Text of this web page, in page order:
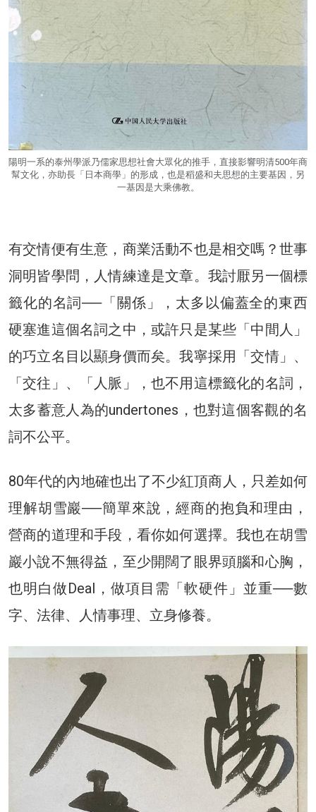
陽明一系的泰州學派乃儒家思想社會大眾化的推手，直接影響明清500年商
幫文化，亦助長「日本商學」的形成，也是稻盛和夫思想的主要基因，另
一基因是大乘佛教。
有交情便有生意，商業活動不也是相交嗎？世事
洞明皆學問，人情練達是文章。我討厭另一個標
籤化的名詞──「關係」，太多以偏蓋全的東西
硬塞進這個名詞之中，或許只是某些「中間人」
的巧立名目以顯身價而矣。我寧採用「交情」、
「交往」、「人脈」，也不用這標籤化的名詞，
太多蓄意人為的undertones，也對這個客觀的名
詞不公平。
80年代的內地確也出了不少紅頂商人，只差如何
理解胡雪巖──簡單來說，經商的抱負和理由，
營商的道理和手段，看你如何選擇。我也在胡雪
巖小說不無得益，至少開闊了眼界頭腦和心胸，
也明白做Deal，做項目需「軟硬件」並重──數
字、法律、人情事理、立身修養。